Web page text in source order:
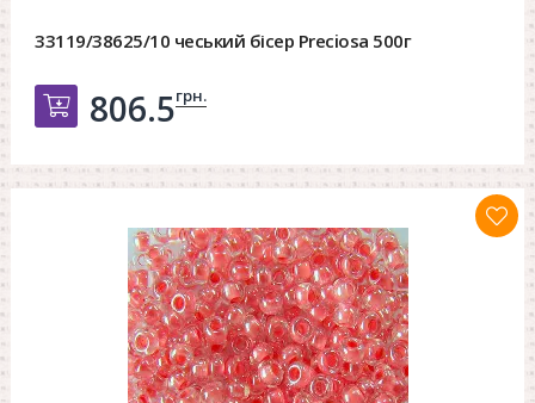
33119/38625/10 чеський бісер Preciosa 500г
Добавить в корзину
806.5грн.